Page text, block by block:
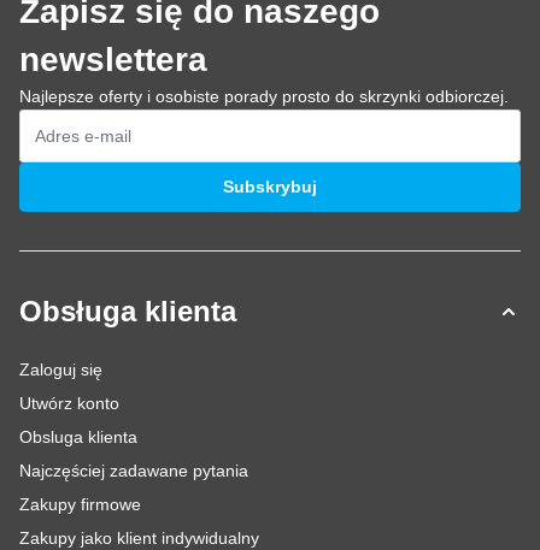
Zapisz się do naszego
newslettera
Najlepsze oferty i osobiste porady prosto do skrzynki odbiorczej.
Adres e-mail
Subskrybuj
Obsługa klienta
Zaloguj się
Utwórz konto
Obsluga klienta
Najczęściej zadawane pytania
Zakupy firmowe
Zakupy jako klient indywidualny